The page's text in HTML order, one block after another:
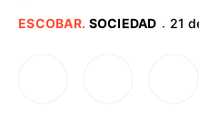
ESCOBAR. SOCIEDAD · 21